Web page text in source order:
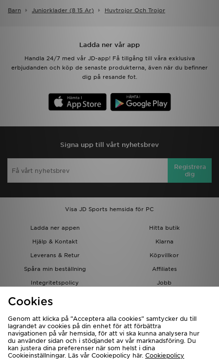
Barn Juniorklader (8 15 Ar) Huvtrojor Och Trojor
Ladda ner vår app
Handla 24/7 med vår JD-app! Få tillgång till våra exklusiva
erbjudanden och köp de senaste produkterna, även när du befinner
dig på resande fot.
Signa upp till vårt nyhetsbrev
Registrera
dig
Visa JD Sports hemsida för PC
Ladda ner appen
Hitta butik
Hjälp & Kontakt
Klarna
Leverans & Retur
Köpvillkor
Spåra min beställning
Affiliates
Integritetspolicy
Jobb
JD-bloggen
Cookies
Genom att klicka på ”Acceptera alla cookies” samtycker du till
lagrandet av cookies på din enhet för att förbättra
navigationen på vår hemsida, för att vi ska kunna analysera hur
du använder sidan och i stödjandet av vår marknadsföring. Du
kan justera dina preferenser när som helst i dina
Cookieinställningar. Läs vår Cookiepolicy här. Cookiepolicy